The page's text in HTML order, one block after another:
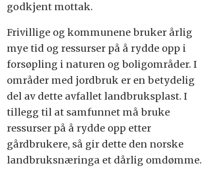
godkjent mottak.
Frivillige og kommunene bruker årlig
mye tid og ressurser på å rydde opp i
forsøpling i naturen og boligområder. I
områder med jordbruk er en betydelig
del av dette avfallet landbruksplast. I
tillegg til at samfunnet må bruke
ressurser på å rydde opp etter
gårdbrukere, så gir dette den norske
landbruksnæringa et dårlig omdømme.